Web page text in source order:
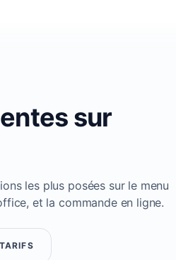
sur
les plus posées sur le menu
et la commande en ligne.